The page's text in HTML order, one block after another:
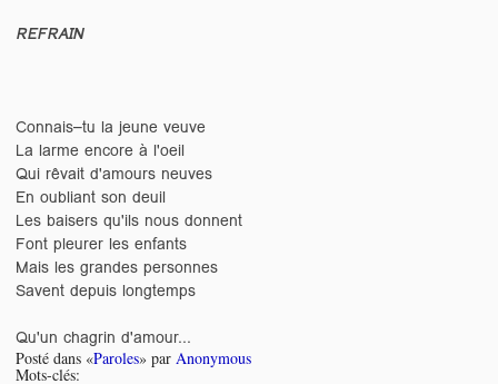
REFRAIN
Connais–tu la jeune veuve
La larme encore à l'oeil
Qui rêvait d'amours neuves
En oubliant son deuil
Les baisers qu'ils nous donnent
Font pleurer les enfants
Mais les grandes personnes
Savent depuis longtemps
Qu'un chagrin d'amour...
Posté dans «Paroles» par Anonymous
Mots-clés: